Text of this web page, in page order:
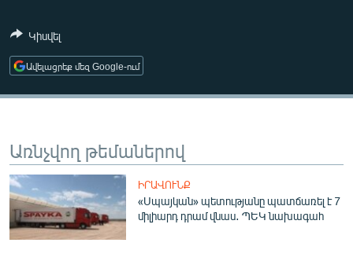
ՄԵԿՆԱԲԱՆՈՒԹՅՈՒՆ
ՏՏ ԵՒ ԻՆՏԵՐՆԵՏ
ՏԵՍԱՆՅՈՒԹԵՐ
ԲԱՆԱՎԵՃ
ՁԳՏԵԼՈՎ ԼԱՎԱԳՈՒՅՆԻՆ
Կիսվել
Ավելացրեք մեզ Google-ում
Առնչվող թեմաներով
ԻՐԱՎՈՒՆՔ
«Սպայկան» պետությանը պատճառել է 7
միլիարդ դրամ վնաս․ ՊԵԿ նախագահ